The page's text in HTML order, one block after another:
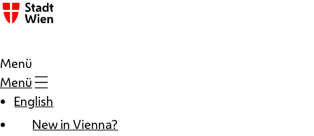
Zum Inhalt
Menü
Menü
English
New in Vienna?